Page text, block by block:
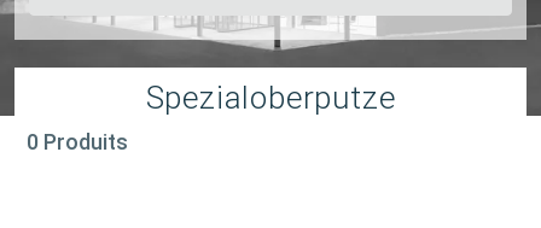
Spezialoberputze
0 Produits